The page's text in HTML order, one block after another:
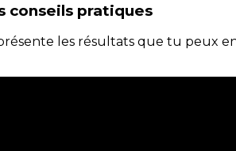
conseils pratiques
les résultats que tu peux